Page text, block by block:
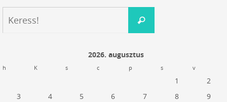
Keress!
2026. augusztus
h K s c p s v
1
2
3
4 5 6 7 8
9